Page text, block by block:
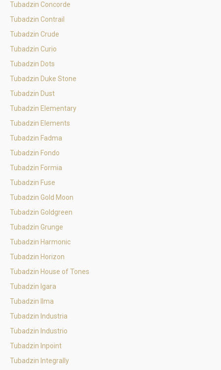
Tubadzin Concorde
Tubadzin Contrail
Tubadzin Crude
Tubadzin Curio
Tubadzin Dots
Tubadzin Duke Stone
Tubadzin Dust
Tubadzin Elementary
Tubadzin Elements
Tubadzin Fadma
Tubadzin Fondo
Tubadzin Formia
Tubadzin Fuse
Tubadzin Gold Moon
Tubadzin Goldgreen
Tubadzin Grunge
Tubadzin Harmonic
Tubadzin Horizon
Tubadzin House of Tones
Tubadzin Igara
Tubadzin Ilma
Tubadzin Industria
Tubadzin Industrio
Tubadzin Inpoint
Tubadzin Integrally